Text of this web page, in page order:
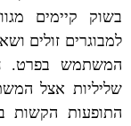
בשוק קיימים
למבוגרים זולים
המשתמש בפרט.
שליליות אצל
התופעות הקשות